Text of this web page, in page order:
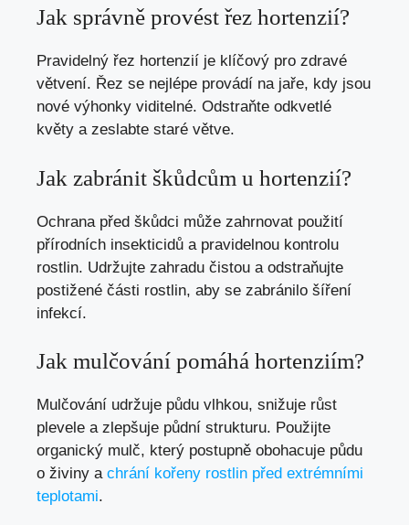
Jak správně provést řez hortenzií?
Pravidelný řez hortenzií je klíčový pro zdravé
větvení. Řez se nejlépe provádí na jaře, kdy jsou
nové výhonky viditelné. Odstraňte odkvetlé
květy a zeslabte staré větve.
Jak zabránit škůdcům u hortenzií?
Ochrana před škůdci může zahrnovat použití
přírodních insekticidů a pravidelnou kontrolu
rostlin. Udržujte zahradu čistou a odstraňujte
postižené části rostlin, aby se zabránilo šíření
infekcí.
Jak mulčování pomáhá hortenziím?
Mulčování udržuje půdu vlhkou, snižuje růst
plevele a zlepšuje půdní strukturu. Použijte
organický mulč, který postupně obohacuje půdu
o živiny a chrání kořeny rostlin před extrémními
teplotami.